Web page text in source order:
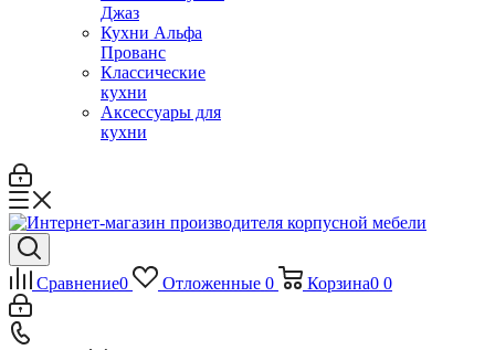
Джаз
Кухни Альфа
Прованс
Классические
кухни
Аксессуары для
кухни
Сравнение0 Отложенные 0 Корзина0 0